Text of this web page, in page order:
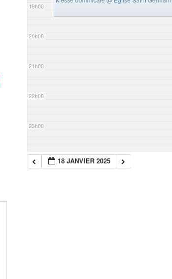
19h00
20h00
21h00
22h00
23h00
18 JANVIER 2025